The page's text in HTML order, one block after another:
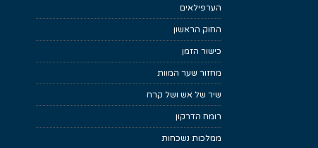
הערפילאים
החוק הראשון
כישור הזמן
מחזור שער המוות
שיר של אש ושל קרח
רומח הדרקון
ממלכות נשכחות